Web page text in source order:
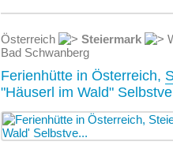
Österreich Steiermark
Bad Schwanberg
Ferienhütte in Österreich,
"Häuserl im Wald"